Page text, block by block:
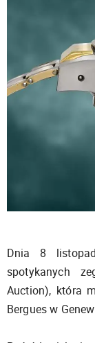
Dnia 8
spotykanych
Auction), która
Bergues w